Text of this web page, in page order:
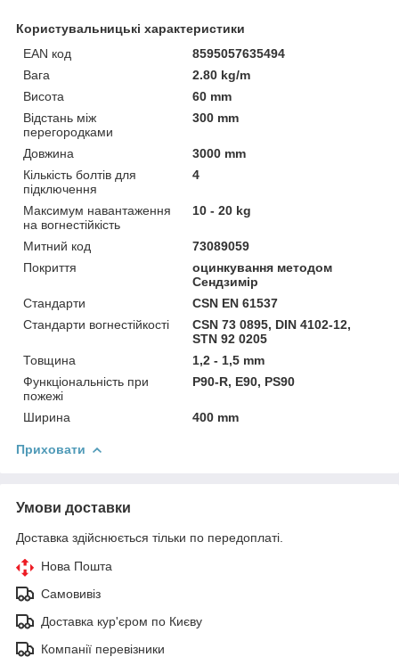
Користувальницькі характеристики
EAN код
8595057635494
Вага
2.80 kg/m
Висота
60 mm
Відстань між
перегородками
300 mm
Довжина
3000 mm
Кількість болтів для
підключення
4
Максимум навантаження
на вогнестійкість
10 - 20 kg
Митний код
73089059
Покриття
оцинкування методом
Сендзимір
Стандарти
CSN EN 61537
Стандарти вогнестійкості
CSN 73 0895, DIN 4102-12,
STN 92 0205
Товщина
1,2 - 1,5 mm
Функціональність при
пожежі
P90-R, E90, PS90
Ширина 400 mm
Приховати
Умови доставки
Доставка здійснюється тільки по передоплаті.
Нова Пошта
Самовивіз
Доставка кур'єром по Києву
Компанії перевізники